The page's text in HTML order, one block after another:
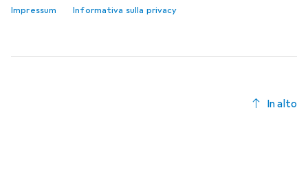
Impressum Informativa sulla privacy
13 mm 15 mm
In alto